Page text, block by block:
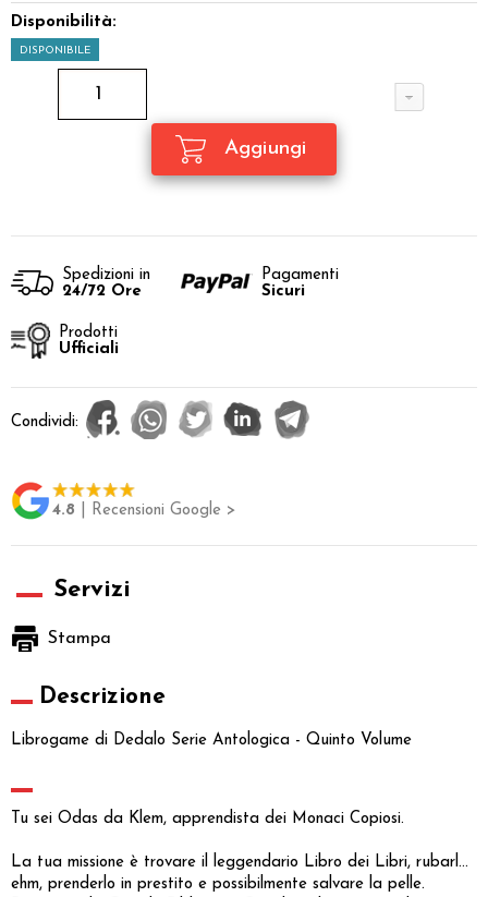
Disponibilità:
DISPONIBILE
Spedizioni in
24/72 Ore
Pagamenti
Sicuri
Prodotti
Ufficiali
Condividi:
4.8 | Recensioni Google >
Servizi
Stampa
Descrizione
Librogame di Dedalo Serie Antologica - Quinto Volume
Tu sei Odas da Klem, apprendista dei Monaci Copiosi.
La tua missione è trovare il leggendario Libro dei Libri, rubarl...
ehm, prenderlo in prestito e possibilmente salvare la pelle.